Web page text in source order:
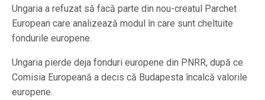
Ungaria a refuzat să facă parte din nou-creatul Parchet
European care analizează modul în care sunt cheltuite
fondurile europene.
Ungaria pierde deja fonduri europene din PNRR, după ce
Comisia Europeană a decis că Budapesta încalcă valorile
europene.